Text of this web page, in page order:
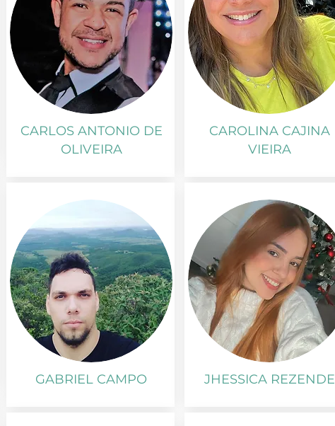
CARLOS ANTONIO DE
OLIVEIRA
GABRIEL CAMPO
CAROLINA CAJINA
VIEIRA
JHESSICA REZENDE